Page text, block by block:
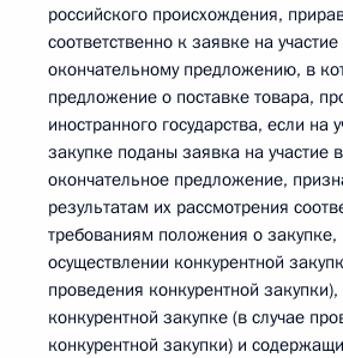
российского происхождения,
соответственно к заявке на
окончательному предложению, в
предложение о поставке товара,
иностранного государства, если на
закупке поданы заявка на участие
окончательное предложение,
результатам их рассмотрения
требованиям положения о
осуществлении конкурентной
проведения конкурентной
конкурентной закупке (в случае
конкурентной закупки) и